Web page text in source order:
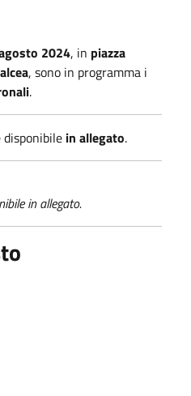
2024, in piazza
, sono in programma i
.
in allegato.
in allegato.